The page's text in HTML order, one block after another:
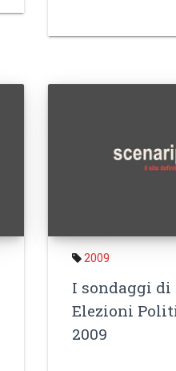
2009
I sondaggi di
Elezioni
2009